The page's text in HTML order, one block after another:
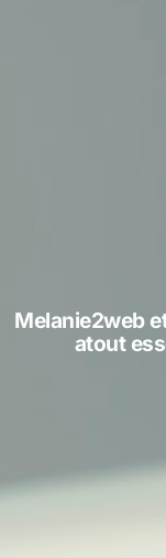
Melanie2web
atout